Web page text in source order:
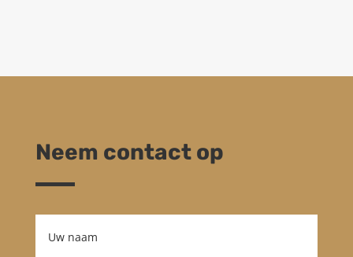
Neem contact op